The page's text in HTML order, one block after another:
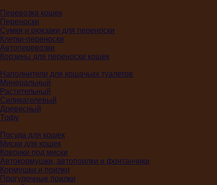
Перевозка кошек
Переноски
Сумки и рюкзаки для переноски
Клетки-переноски
Автоперевозки
Корзины для переноски кошек
Наполнители для кошачьих туалетов
Минеральный
Растительный
Силикагелевый
Древесный
Тофу
Посуда для кошек
Миски для кошек
Коврики под миски
Автокормушки, автопоилки и фонтанчики
Кормушки и поилки
Прогулочные поилки